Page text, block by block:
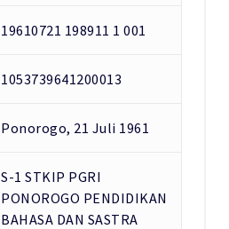
19610721 198911 1 001
1053739641200013
Ponorogo, 21 Juli 1961
S-1 STKIP PGRI
PONOROGO PENDIDIKAN
BAHASA DAN SASTRA